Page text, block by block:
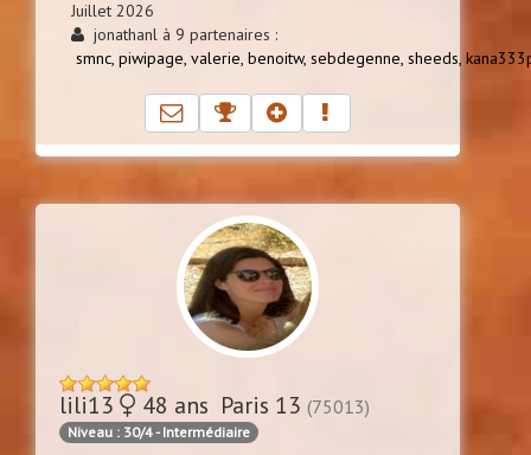
Juillet 2026
jonathanl à 9 partenaires :
smnc, piwipage, valerie, benoitw, sebdegenne, sheeds,
lili13 48 ans Paris 13 (75013)
Niveau : 30/4 - Intermédiaire